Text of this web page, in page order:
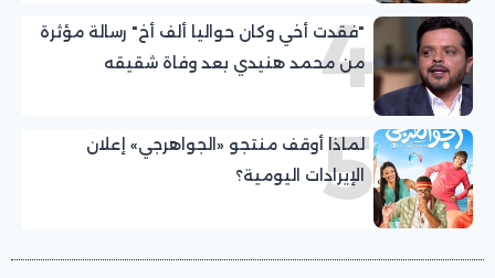
4
"فقدت أخي وكان حواليا ألف أخ" رسالة مؤثرة
من محمد هنيدي بعد وفاة شقيقه
5
لماذا أوقف منتجو «الجواهرجي» إعلان
الإيرادات اليومية؟